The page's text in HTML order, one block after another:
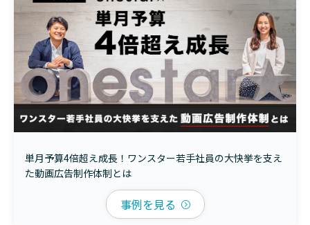
単月予算4倍超え成長！ワンスター若手社員の大快挙を支え
た動画広告制作体制とは
事例を見る